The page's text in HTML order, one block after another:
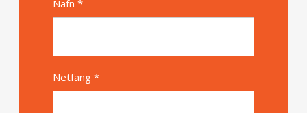
Nafn *
Netfang *